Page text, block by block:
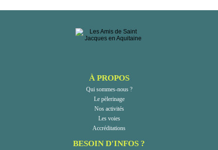
À PROPOS
Qui sommes-nous ?
Le pèlerinage
Nos activités
Les voies
Accréditations
BESOIN D'INFOS ?